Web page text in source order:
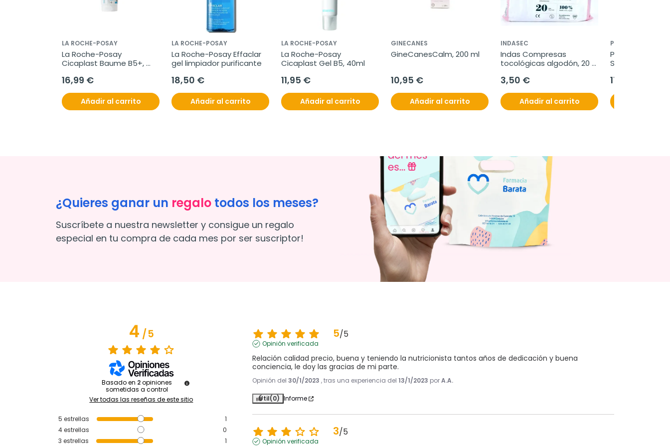
LA ROCHE-POSAY
La Roche-Posay
Cicaplast Baume B5+,
16,99 €
Añadir al carrito
LA ROCHE-POSAY
La Roche-Posay Effaclar
gel limpiador purificante
18,50 €
Añadir al carrito
LA ROCHE-POSAY
La Roche-Posay
Cicaplast Gel B5, 40ml
11,95 €
Añadir al carrito
GINECANES
GineCanesCalm, 200 ml
10,95 €
Añadir al carrito
INDASEC
Indas Compresas
tocológicas algodón, 20
3,50 €
Añadir al carrito
PILOPEPTAN
Pilopeptan
Sobres.
17,50 €
¿Quieres ganar un regalo todos los meses?
Suscríbete a nuestra newsletter y consigue un regalo
especial en tu compra de cada mes por ser suscriptor!
4/5
Basado en 2opiniones
sometidas a control
Ver todas las reseñas de este sitio
5 estrellas
1
4estrellas
0
3 estrellas 1
5/5
Opinión verificada
Relación calidad precio, buena y teniendo la nutricionista tantos años de dedicación y buena
conciencia, le doy las gracias de mi parte.
Opinión del30/1/2023 , tras una experiencia del 13/1/2023 porA.A.
Útil(0) Informe
3/5
Opinión verificada